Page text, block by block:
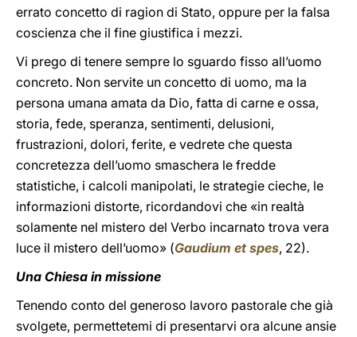
errato concetto di ragion di Stato, oppure per la falsa
coscienza che il fine giustifica i mezzi.
Vi prego di tenere sempre lo sguardo fisso all’uomo
concreto. Non servite un concetto di uomo, ma la
persona umana amata da Dio, fatta di carne e ossa,
storia, fede, speranza, sentimenti, delusioni,
frustrazioni, dolori, ferite, e vedrete che questa
concretezza dell’uomo smaschera le fredde
statistiche, i calcoli manipolati, le strategie cieche, le
informazioni distorte, ricordandovi che «in realtà
solamente nel mistero del Verbo incarnato trova vera
luce il mistero dell’uomo» (Gaudium et spes, 22).
Una Chiesa in missione
Tenendo conto del generoso lavoro pastorale che già
svolgete, permettetemi di presentarvi ora alcune ansie